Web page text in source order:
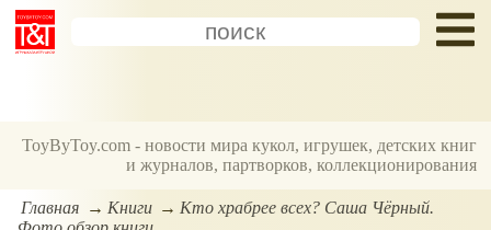
ToyByToy.com - новости мира кукол, игрушек, детских книг
и журналов, партворков, коллекционирования
Главная Книги
Кто храбрее всех? Саша Чёрный.